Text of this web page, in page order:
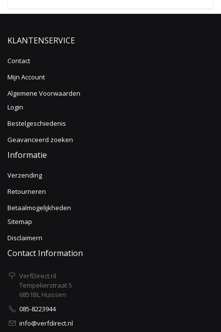
KLANTENSERVICE
Contact
Mijn Account
Algemene Voorwaarden
Login
Bestelgeschiedenis
Geavanceerd zoeken
Informatie
Verzending
Retourneren
Betaalmogelijkheden
Sitemap
Disclaimern
Contact Information
VerfDirect.nl
Tempelierstraat 5
6851BL Huissen
085-8223944
info@verfdirect.nl